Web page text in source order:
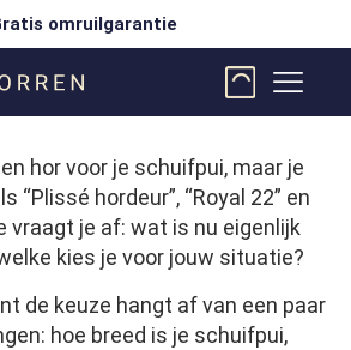
omruilgarantie
hor voor je schuifpui, maar je
“Plissé hordeur”, “Royal 22” en
vraagt je af: wat is nu eigenlijk
kies je voor jouw situatie?
de keuze hangt af van een paar
hoe breed is je schuifpui,